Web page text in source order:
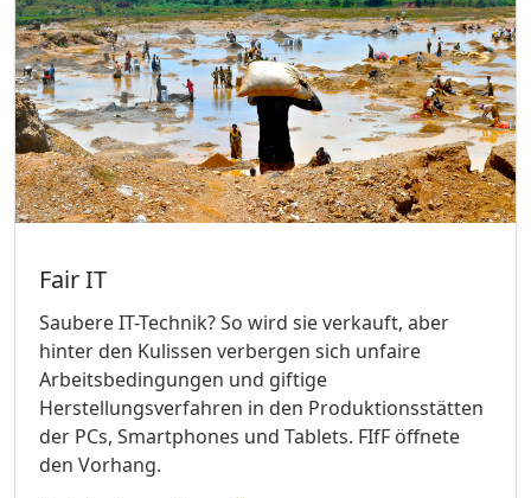
Fair IT
Saubere IT-Technik? So wird sie verkauft, aber
hinter den Kulissen verbergen sich unfaire
Arbeitsbedingungen und giftige
Herstellungsverfahren in den Produktionsstätten
der PCs, Smartphones und Tablets. FIfF öffnete
den Vorhang.